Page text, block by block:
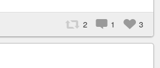
2 1 3